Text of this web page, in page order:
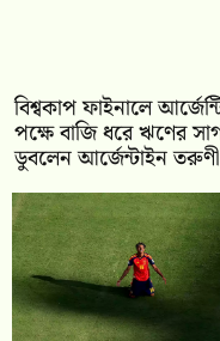
বিশ্বকাপ ফাইনালে
পক্ষে বাজি ধরে ঋণের
ডুবলেন আর্জেন্টাইন তরুণী